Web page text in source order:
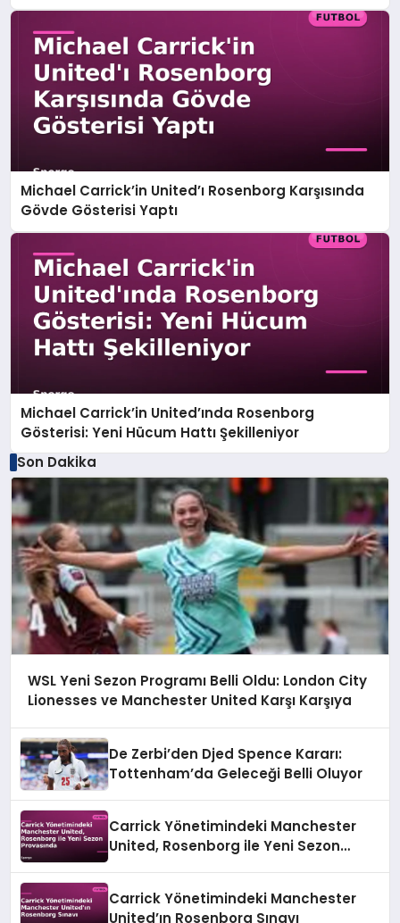
Michael Carrick’in United’ı Rosenborg Karşısında
Gövde Gösterisi Yaptı
Michael Carrick’in United’ında Rosenborg
Gösterisi: Yeni Hücum Hattı Şekilleniyor
Son Dakika
WSL Yeni Sezon Programı Belli Oldu: London City
Lionesses ve Manchester United Karşı Karşıya
De Zerbi’den Djed Spence Kararı:
Tottenham’da Geleceği Belli Oluyor
Carrick Yönetimindeki Manchester
United, Rosenborg ile Yeni Sezon
Carrick Yönetimindeki Manchester
United’ın Rosenborg Sınavı